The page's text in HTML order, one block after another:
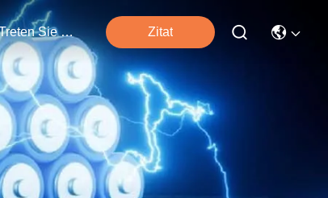
Treten Sie Mit Uns In Verbindung Zitat